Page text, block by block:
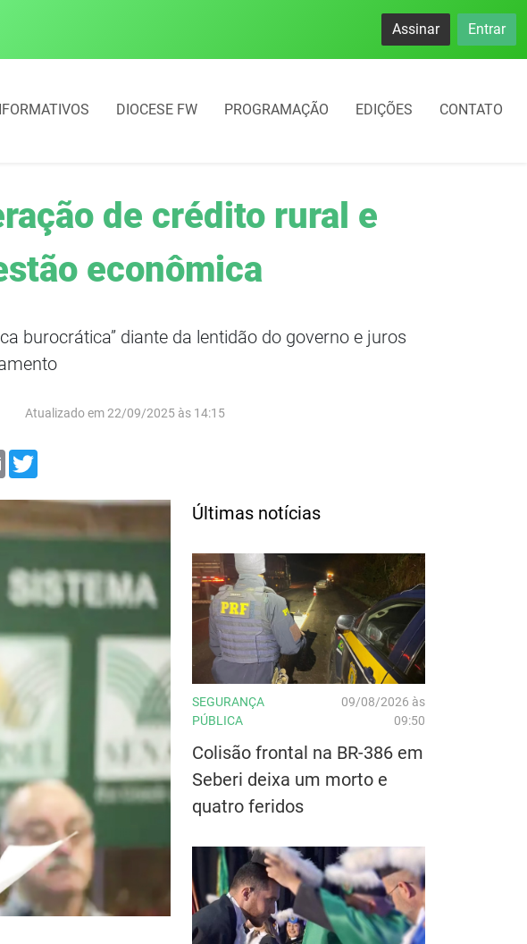
Empresário mantido como refém morre em acidente após assalto em Cerro Largo
Assinar Entrar
DIOCESE FW PROGRAMAÇÃO EDIÇÕES CONTATO
de crédito rural e
econômica
burocrática” diante da lentidão do governo e juros
Atualizado em 22/09/2025 às 14:15
Email
Últimas notícias
SEGURANÇA
PÚBLICA
09/08/2026 às
09:50
Colisão frontal na BR-386 em
Seberi deixa um morto e
quatro feridos